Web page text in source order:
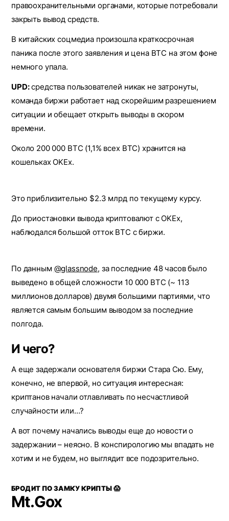
правоохранительными органами, которые потребовали
закрыть вывод средств.
В китайских соцмедиа произошла краткосрочная
паника после этого заявления и цена BTC на этом фоне
немного упала.
UPD:средства пользователей никак не затронуты,
команда биржи работает над скорейшим разрешением
ситуации и обещает открыть выводы в скором
времени.
Около 200 000 BTC (1,1% всех BTC) хранится на
кошельках OKEx.
Это приблизительно $2.3 млрд по текущему курсу.
До приостановки вывода криптовалют с OKEx,
наблюдался большой отток BTC с биржи.
По данным @glassnode, за последние 48 часов было
выведено в общей сложности 10 000 BTC (~ 113
миллионов долларов) двумя большими партиями, что
является самым большим выводом за последние
полгода.
И чего?
А еще задержали основателя биржи Стара Сю. Ему,
конечно, не впервой, но ситуация интересная:
криптанов начали отлавливать по несчастливой
случайности или…?
А вот почему начались выводы еще до новости о
задержании – неясно. В конспирологию мы впадать не
хотим и не будем, но выглядит все подозрительно.
БРОДИТ ПО ЗАМКУ КРИПТЫ 😱
Mt.Gox